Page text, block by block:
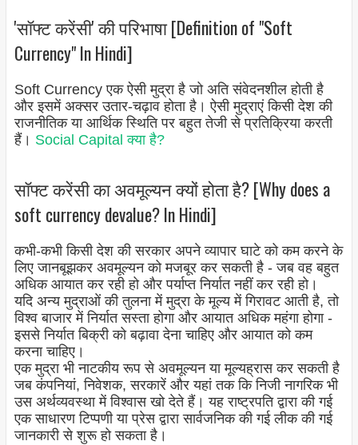
'सॉफ्ट करेंसी' की परिभाषा [Definition of "Soft
Currency" In Hindi]
Soft Currency एक ऐसी मुद्रा है जो अति संवेदनशील होती है
और इसमें अक्सर उतार-चढ़ाव होता है। ऐसी मुद्राएं किसी देश की
राजनीतिक या आर्थिक स्थिति पर बहुत तेजी से प्रतिक्रिया करती
हैं। Social Capital क्या है?
सॉफ्ट करेंसी का अवमूल्यन क्यों होता है? [Why does a
soft currency devalue? In Hindi]
कभी-कभी किसी देश की सरकार अपने व्यापार घाटे को कम करने के
लिए जानबूझकर अवमूल्यन को मजबूर कर सकती है - जब वह बहुत
अधिक आयात कर रही हो और पर्याप्त निर्यात नहीं कर रही हो।
यदि अन्य मुद्राओं की तुलना में मुद्रा के मूल्य में गिरावट आती है, तो
विश्व बाजार में निर्यात सस्ता होगा और आयात अधिक महंगा होगा -
इससे निर्यात बिक्री को बढ़ावा देना चाहिए और आयात को कम
करना चाहिए।
एक मुद्रा भी नाटकीय रूप से अवमूल्यन या मूल्यह्रास कर सकती है
जब कंपनियां, निवेशक, सरकारें और यहां तक ​​​​कि निजी नागरिक भी
उस अर्थव्यवस्था में विश्वास खो देते हैं। यह राष्ट्रपति द्वारा की गई
एक साधारण टिप्पणी या प्रेस द्वारा सार्वजनिक की गई लीक की गई
जानकारी से शुरू हो सकता है।